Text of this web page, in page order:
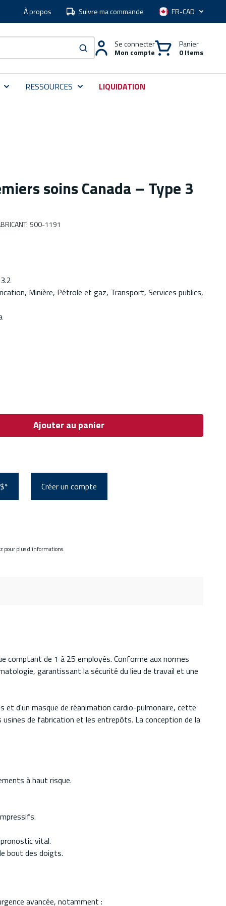
À propos Suivre ma commande Langue
soumettre une recherche
Se connecter
Mon compte
Panier
0 Items
RESSOURCES LIQUIDATION
soins Canada – Type 3
: 500-1191
Minière, Pétrole et gaz, Transport, Services publics,
Ajouter au panier
Créer un compte
pour plus d'informations.
comptant de 1 à 25 employés. Conforme aux normes
garantissant la sécurité du lieu de travail et une
et d'un masque de réanimation cardio-pulmonaire, cette
de fabrication et les entrepôts. La conception de la
à haut risque.
vital.
bout des doigts.
avancée, notamment :